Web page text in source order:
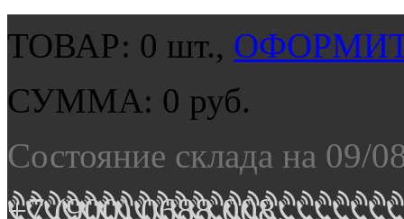
ТОВАР: 0 шт.,
СУММА: 0 руб.
Состояние склада на 09/
+7 (900) 0688 008.